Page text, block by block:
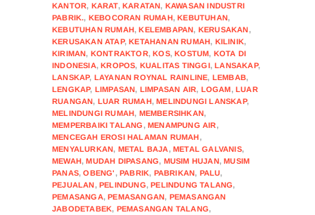
KANTOR, KARAT,KARATAN, KAWASAN INDUSTRI
PABRIK., KEBOCORAN RUMAH,KEBUTUHAN,
KEBUTUHAN RUMAH,KELEMBAPAN, KERUSAKAN,
KERUSAKAN ATAP,KETAHANAN RUMAH, KILINIK,
KIRIMAN, KONTRAKTOR,KOS,KOSTUM, KOTA DI
INDONESIA,KROPOS, KUALITAS TINGGI,LANSAKAP,
LANSKAP, LAYANAN ROYNAL RAINLINE, LEMBAB,
LENGKAP, LIMPASAN, LIMPASAN AIR, LOGAM,LUAR
RUANGAN, LUAR RUMAH,MELINDUNGI LANSKAP,
MELINDUNGI RUMAH, MEMBERSIHKAN,
MEMPERBAIKI TALANG ,MENAMPUNG AIR,
MENCEGAH EROSI HALAMAN RUMAH,
MENYALURKAN, METAL BAJA,METAL GALVANIS,
MEWAH,MUDAH DIPASANG, MUSIM HUJAN,MUSIM
PANAS,OBENG' ,PABRIK, PABRIKAN, PALU,
PEJUALAN,PELINDUNG,PELINDUNG TALANG,
PEMASANGA,PEMASANGAN, PEMASANGAN
JABODETABEK, PEMASANGAN TALANG,